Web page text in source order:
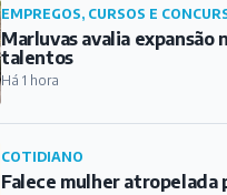
EMPREGOS, CURSOS E
Marluvas avalia expansão
talentos
Há 1 hora
COTIDIANO
Falece mulher atropelada